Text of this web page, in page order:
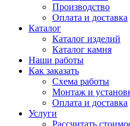
Производство
Оплата и доставка
Каталог
Каталог изделий
Каталог камня
Наши работы
Как заказать
Схема работы
Монтаж и
Оплата и доставка
Услуги
Рассчитать